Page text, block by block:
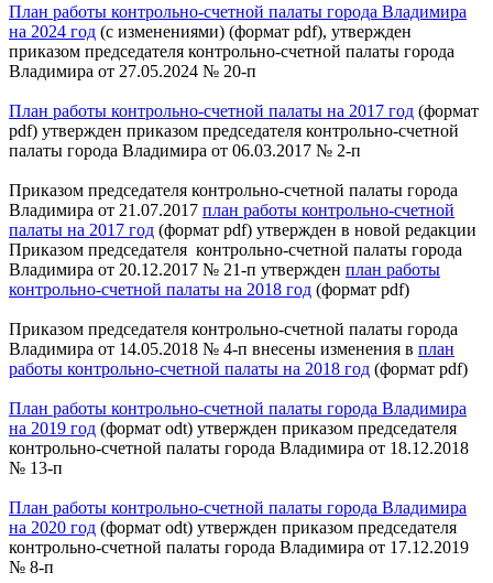
План работы контрольно-счетной палаты города Владимира
на 2024 год (с изменениями) (формат pdf), утвержден
приказом председателя контрольно-счетной палаты города
Владимира от 27.05.2024 № 20-п
План работы контрольно-счетной палаты на 2017 год (формат
pdf) утвержден приказом председателя контрольно-счетной
палаты города Владимира от 06.03.2017 № 2-п
Приказом председателя контрольно-счетной палаты города
Владимира от 21.07.2017 план работы контрольно-счетной
палаты на 2017 год (формат pdf) утвержден в новой редакции
Приказом председателя контрольно-счетной палаты города
Владимира от 20.12.2017 № 21-п утвержден план работы
контрольно-счетной палаты на 2018 год (формат pdf)
Приказом председателя контрольно-счетной палаты города
Владимира от 14.05.2018 № 4-п внесены изменения в план
работы контрольно-счетной палаты на 2018 год (формат pdf)
План работы контрольно-счетной палаты города Владимира
на 2019 год (формат odt) утвержден приказом председателя
контрольно-счетной палаты города Владимира от 18.12.2018
№ 13-п
План работы контрольно-счетной палаты города Владимира
на 2020 год (формат odt) утвержден приказом председателя
контрольно-счетной палаты города Владимира от 17.12.2019
№ 8-п